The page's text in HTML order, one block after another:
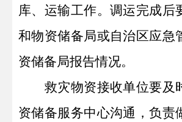
库、运输工作。调运完成后
和物资储备局或自治区应急
资储备局报告情况。
救灾物资接收单位要及
资储备服务中心沟通，负责